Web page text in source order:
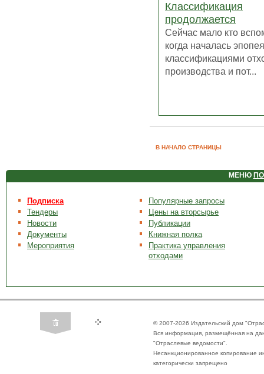
Классификация
продолжается
Сейчас мало кто
когда началась
классификациями
производства и пот...
В НАЧАЛО СТРАНИЦЫ
МЕНЮ
Подписка
Тендеры
Новости
Документы
Мероприятия
Популярные запросы
Цены на вторсырье
Публикации
Книжная полка
Практика управления
отходами
© 2007-2026 Издательский дом
Вся информация, размещённая на
"Отраслевые ведомости".
Несанкционированное копирование
категорически запрещено